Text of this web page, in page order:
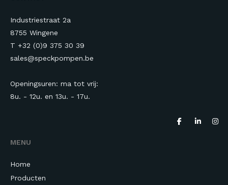
Industriestraat 2a
8755 Wingene
T +32 (0)9 375 30 39
sales@speckpompen.be
Openingsuren: ma tot vrij:
8u. - 12u. en 13u. - 17u.
MENU
Home
Producten